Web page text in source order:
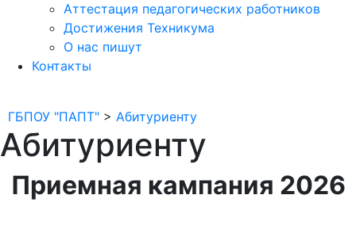
Аттестация педагогических работников
Достижения Техникума
О нас пишут
Контакты
ГБПОУ "ПАПТ" > Абитуриенту
Абитуриенту
Приемная кампания 2026